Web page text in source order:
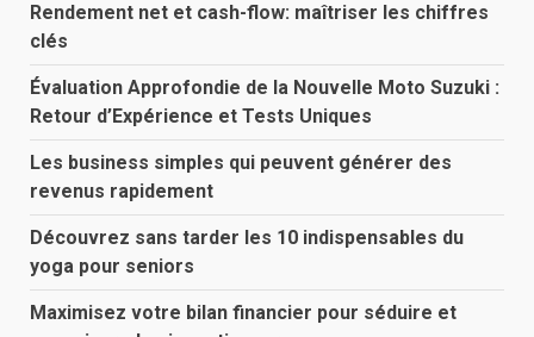
Rendement net et cash-flow: maîtriser les chiffres
clés
Évaluation Approfondie de la Nouvelle Moto Suzuki :
Retour d’Expérience et Tests Uniques
Les business simples qui peuvent générer des
revenus rapidement
Découvrez sans tarder les 10 indispensables du
yoga pour seniors
Maximisez votre bilan financier pour séduire et